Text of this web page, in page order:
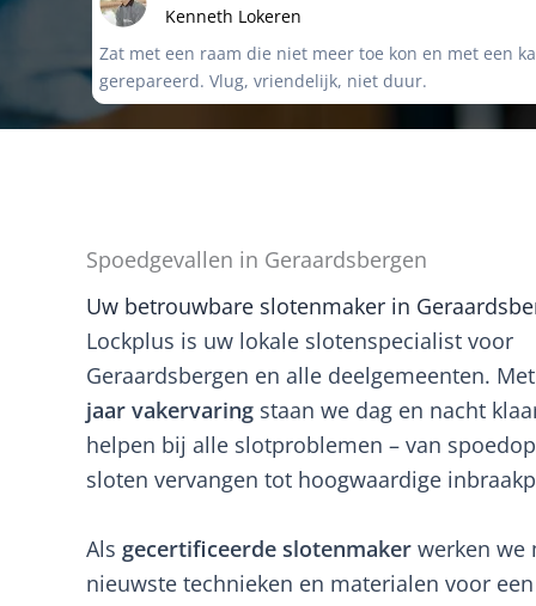
Kenneth Lokeren
Zat met een raam die niet meer toe kon en met een
gerepareerd. Vlug, vriendelijk, niet duur.
Spoedgevallen in Geraardsbergen
Uw betrouwbare slotenmaker in
Lockplus is uw lokale slotenspecialist voor
Geraardsbergen en alle deelgemeenten.
jaar vakervaring staan we dag en nacht
helpen bij alle slotproblemen – van
sloten vervangen tot hoogwaardige
Als gecertificeerde slotenmaker werken we
nieuwste technieken en materialen voor